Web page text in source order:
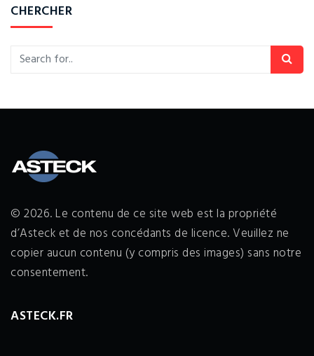
CHERCHER
© 2026. Le contenu de ce site web est la propriété
d’Asteck et de nos concédants de licence. Veuillez ne
copier aucun contenu (y compris des images) sans notre
consentement.
ASTECK.FR